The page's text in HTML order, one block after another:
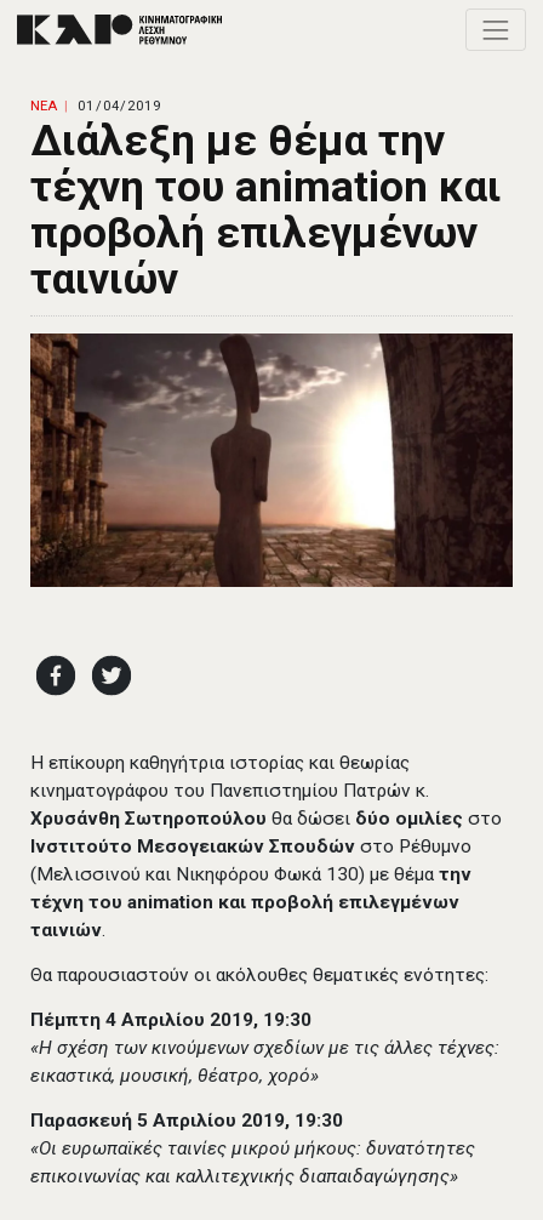
ΝΕΑ 01/04/2019
Διάλεξη με θέμα την
τέχνη του animation και
προβολή επιλεγμένων
ταινιών
Η επίκουρη καθηγήτρια ιστορίας και θεωρίας
κινηματογράφου του Πανεπιστημίου Πατρών κ.
Χρυσάνθη Σωτηροπούλου θα δώσει δύο ομιλίες στο
Ινστιτούτο Μεσογειακών Σπουδών στο Ρέθυμνο
(Μελισσινού και Νικηφόρου Φωκά 130) με θέμα την
τέχνη του animation και προβολή επιλεγμένων
ταινιών.
Θα παρουσιαστούν οι ακόλουθες θεματικές ενότητες:
Πέμπτη 4 Απριλίου 2019, 19:30
«Η σχέση των κινούμενων σχεδίων με τις άλλες τέχνες:
εικαστικά, μουσική, θέατρο, χορό»
Παρασκευή 5 Απριλίου 2019, 19:30
«Οι ευρωπαϊκές ταινίες μικρού μήκους: δυνατότητες
επικοινωνίας και καλλιτεχνικής διαπαιδαγώγησης»